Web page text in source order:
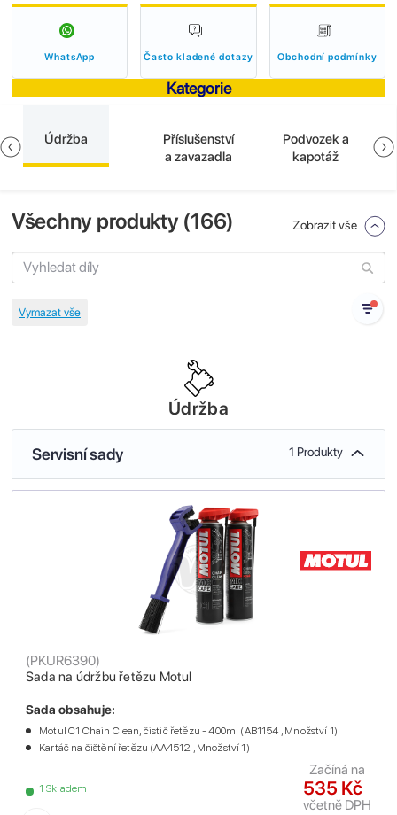
WhatsApp Často kladené dotazy Obchodní podmínky
Kategorie
Údržba
Příslušenství
a zavazadla
Podvozek a
kapotáž
Všechny produkty (166) Zobrazit vše
Údržba
Servisní sady 1 Produkty
Sada na údržbu řetězu Motul
(PKUR6390)
1 Skladem
Sada obsahuje:
Motul C1 Chain Clean, čistič řetězu - 400ml (AB1154 , Množství 1)
Kartáč na čištění řetězu (AA4512 , Množství 1)
535 Kč
včetně DPH
Začíná na